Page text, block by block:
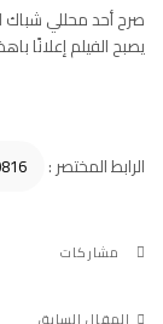
يصبح الفيلم إعلانًا
الرابط المختصر :
مشاركات
المقال السابق